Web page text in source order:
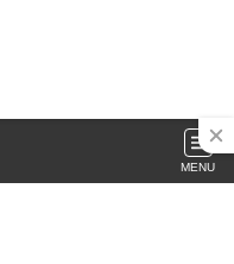
MENU